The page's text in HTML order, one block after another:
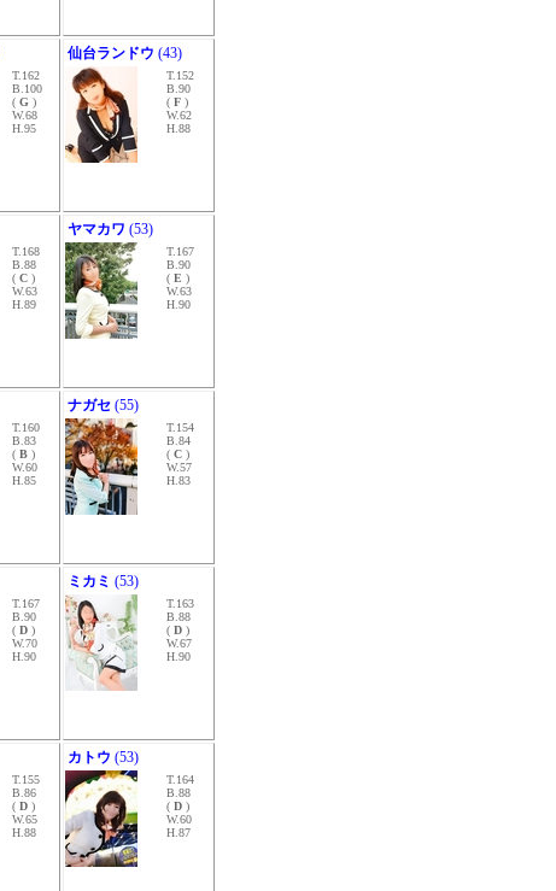
T.162
B.100
( G )
W.68
H.95
仙台ランドウ (43)
T.152
B.90
( F )
W.62
H.88
T.168
B.88
( C )
W.63
H.89
ヤマカワ (53)
T.167
B.90
( E )
W.63
H.90
T.160
B.83
( B )
W.60
H.85
ナガセ (55)
T.154
B.84
( C )
W.57
H.83
T.167
B.90
( D )
W.70
H.90
ミカミ (53)
T.163
B.88
( D )
W.67
H.90
T.155
B.86
( D )
W.65
H.88
カトウ (53)
T.164
B.88
( D )
W.60
H.87